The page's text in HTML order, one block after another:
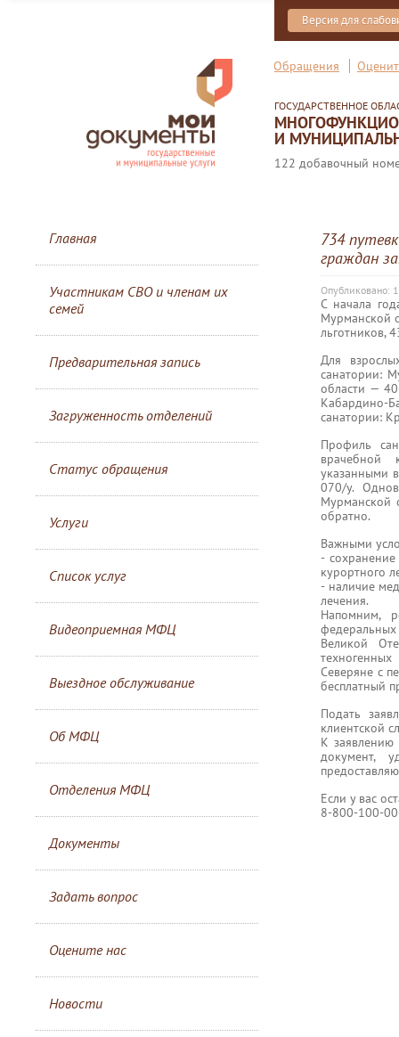
Версия для
Обращения
ГОСУДАРСТВЕННОЕ
И
122 добавочный
Главная
Участникам СВО и членам их
семей
Предварительная запись
Загруженность отделений
Статус обращения
Услуги
Список услуг
Видеоприемная МФЦ
Выездное обслуживание
Об МФЦ
Отделения МФЦ
Документы
Задать вопрос
Оцените нас
Новости
734
граждан
Опубликовано:
С начала
Мурманской
льготников,
Для
санатории:
области —
Кабардино-
санатории:
Профиль
врачебной
указанными
070/у.
Мурманской
обратно.
Важными
-
курортного
- наличие
лечения.
Напомним,
федеральных
Великой
Северяне с
бесплатный
Подать
клиентской
К
документ,
Если у вас
8-800-100-